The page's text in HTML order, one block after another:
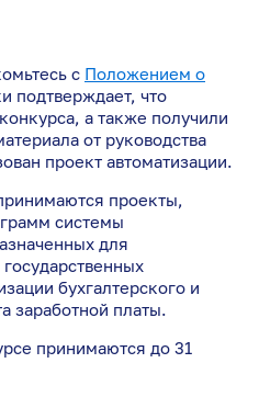
с Положением о
подтверждает, что
а также получили
от руководства
проект автоматизации.
проекты,
системы
для
бухгалтерского и
заработной платы.
принимаются до 31